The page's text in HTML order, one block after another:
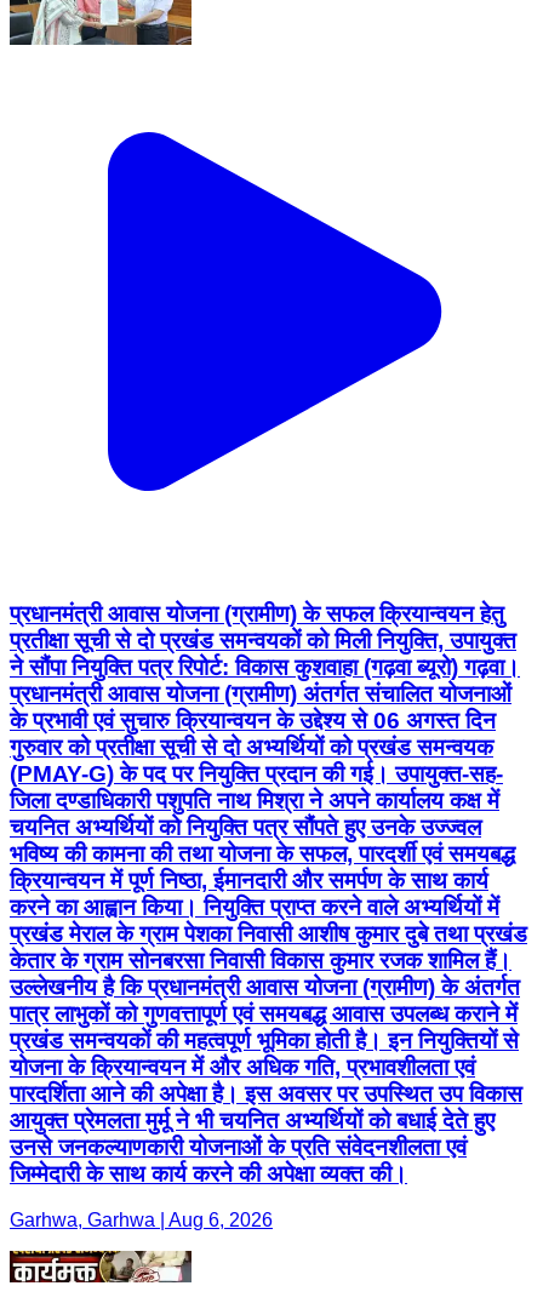
प्रधानमंत्री आवास योजना (ग्रामीण) के सफल क्रियान्वयन हेतु
प्रतीक्षा सूची से दो प्रखंड समन्वयकों को मिली नियुक्ति, उपायुक्त
ने सौंपा नियुक्ति पत्र रिपोर्ट: विकास कुशवाहा (गढ़वा ब्यूरो) गढ़वा।
प्रधानमंत्री आवास योजना (ग्रामीण) अंतर्गत संचालित योजनाओं
के प्रभावी एवं सुचारु क्रियान्वयन के उद्देश्य से 06 अगस्त दिन
गुरुवार को प्रतीक्षा सूची से दो अभ्यर्थियों को प्रखंड समन्वयक
(PMAY-G) के पद पर नियुक्ति प्रदान की गई। उपायुक्त-सह-
जिला दण्डाधिकारी पशुपति नाथ मिश्रा ने अपने कार्यालय कक्ष में
चयनित अभ्यर्थियों को नियुक्ति पत्र सौंपते हुए उनके उज्ज्वल
भविष्य की कामना की तथा योजना के सफल, पारदर्शी एवं समयबद्ध
क्रियान्वयन में पूर्ण निष्ठा, ईमानदारी और समर्पण के साथ कार्य
करने का आह्वान किया। नियुक्ति प्राप्त करने वाले अभ्यर्थियों में
प्रखंड मेराल के ग्राम पेशका निवासी आशीष कुमार दुबे तथा प्रखंड
केतार के ग्राम सोनबरसा निवासी विकास कुमार रजक शामिल हैं।
उल्लेखनीय है कि प्रधानमंत्री आवास योजना (ग्रामीण) के अंतर्गत
पात्र लाभुकों को गुणवत्तापूर्ण एवं समयबद्ध आवास उपलब्ध कराने में
प्रखंड समन्वयकों की महत्वपूर्ण भूमिका होती है। इन नियुक्तियों से
योजना के क्रियान्वयन में और अधिक गति, प्रभावशीलता एवं
पारदर्शिता आने की अपेक्षा है। इस अवसर पर उपस्थित उप विकास
आयुक्त प्रेमलता मुर्मू ने भी चयनित अभ्यर्थियों को बधाई देते हुए
उनसे जनकल्याणकारी योजनाओं के प्रति संवेदनशीलता एवं
जिम्मेदारी के साथ कार्य करने की अपेक्षा व्यक्त की।
Garhwa, Garhwa | Aug 6, 2026